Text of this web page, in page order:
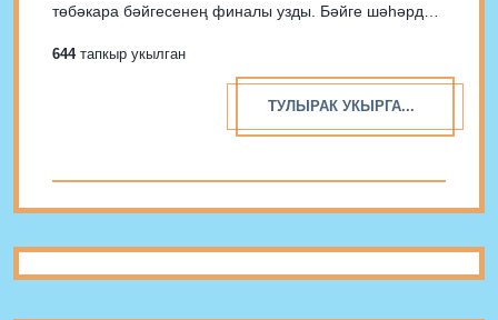
төбәкара бәйгесенең финалы узды. Бәйге шәһәрдә
644тапкыр укылган
ТУЛЫРАК УКЫРГА...